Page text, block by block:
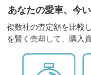
あなたの愛車、今
複数社の査定額を比較
を賢く売却して、購入